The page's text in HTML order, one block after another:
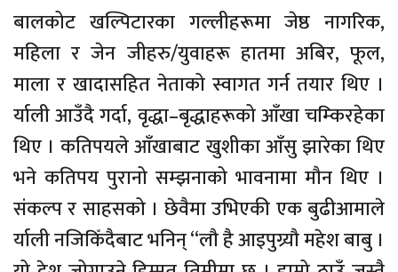
बालकोट खल्पिटारका गल्लीहरूमा जेष्ठ नागरिक,
महिला र जेन जीहरु/युवाहरू हातमा अबिर, फूल,
माला र खादासहित नेताको स्वागत गर्न तयार थिए ।
र्याली आउँदै गर्दा, वृद्धा–बृद्धाहरूको आँखा चम्किरहेका
थिए । कतिपयले आँखाबाट खुशीका आँसु झारेका थिए
भने कतिपय पुरानो सम्झनाको भावनामा मौन थिए ।
संकल्प र साहसको । छेवैमा उभिएकी एक बुढीआमाले
र्याली नजिकिँदैबाट भनिन् “लौ है आइपुग्र्यौ महेश बाबु ।